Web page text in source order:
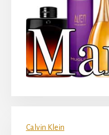
Calvin Klein